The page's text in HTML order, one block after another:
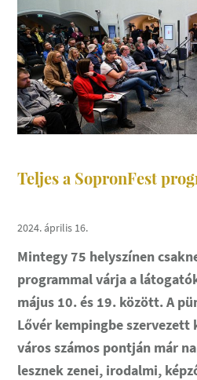
Teljes a SopronFest
2024. április 16.
Mintegy 75 helyszínen
programmal várja a
május 10. és 19. között. A
Lővér kempingbe
város számos pontján már
lesznek zenei, irodalmi,